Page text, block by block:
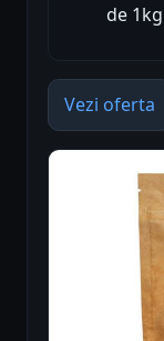
de 1kg
Vezi oferta